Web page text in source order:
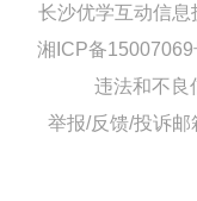
长沙优学互动信
湘ICP备15007069
违法和不良
举报/反馈/投诉